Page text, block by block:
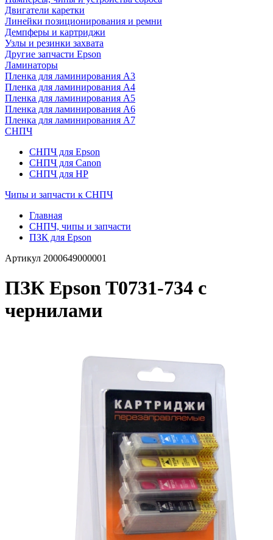
Двигатели каретки
Линейки позиционирования и ремни
Демпферы и картриджи
Узлы и резинки захвата
Другие запчасти Epson
Ламинаторы
Пленка для ламинирования А3
Пленка для ламинирования А4
Пленка для ламинирования А5
Пленка для ламинирования А6
Пленка для ламинирования А7
СНПЧ
СНПЧ для Epson
СНПЧ для Canon
СНПЧ для HP
Чипы и запчасти к СНПЧ
Главная
СНПЧ, чипы и запчасти
ПЗК для Epson
Артикул 2000649000001
ПЗК Epson T0731-734 с
чернилами